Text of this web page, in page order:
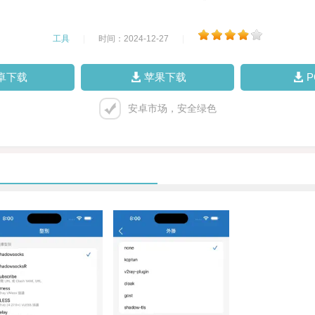
工具 时间：2024-12-27
下载 苹果下载
安卓市场，安全绿色